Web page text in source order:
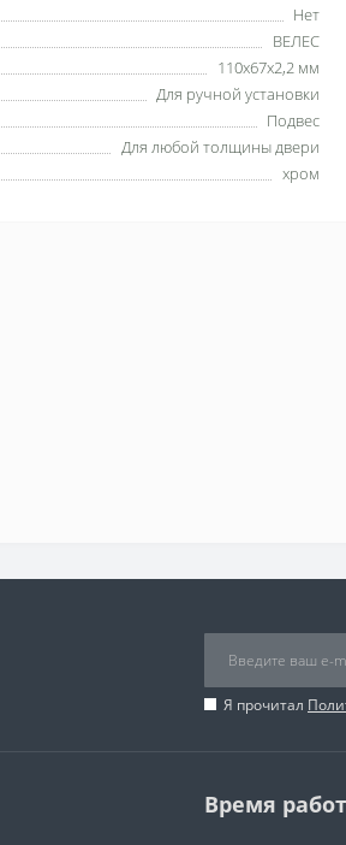
Нет
ВЕЛЕС
110x67x2,2 мм
Для ручной установки
Подвес
Для любой толщины двери
хром
Я прочитал
Время